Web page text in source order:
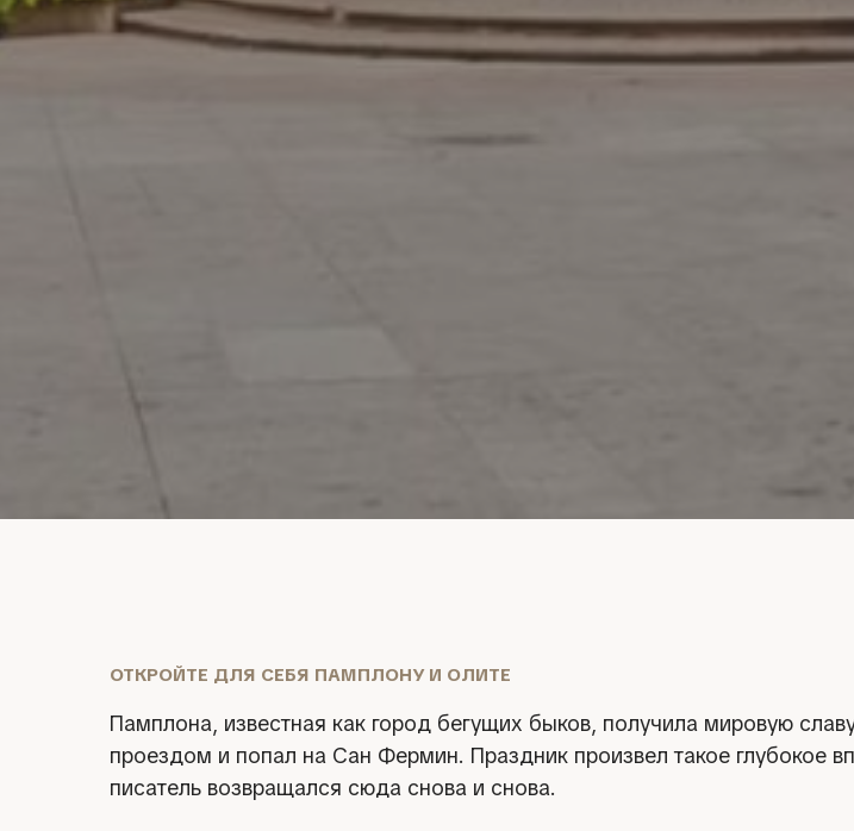
ОТКРОЙТЕ ДЛЯ СЕБЯ ПАМПЛОНУ И ОЛИТЕ
Памплона, известная как город бегущих быков, получила мировую
проездом и попал на Сан Фермин. Праздник произвел такое глубокое
писатель возвращался сюда снова и снова.